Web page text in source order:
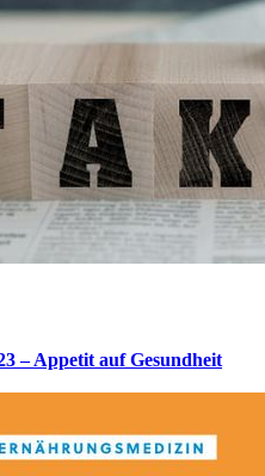
– Appetit auf Gesundheit